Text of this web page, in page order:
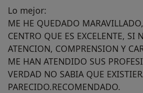
Lo mejor:
ME HE QUEDADO
CENTRO QUE ES EXCELENTE, SI
ATENCION, COMPRENSION Y
ME HAN ATENDIDO SUS
VERDAD NO SABIA QUE
PARECIDO.RECOMENDADO.